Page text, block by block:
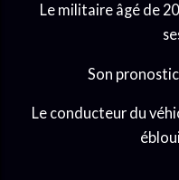
Le militaire âgé de
Son
Le conducteur du